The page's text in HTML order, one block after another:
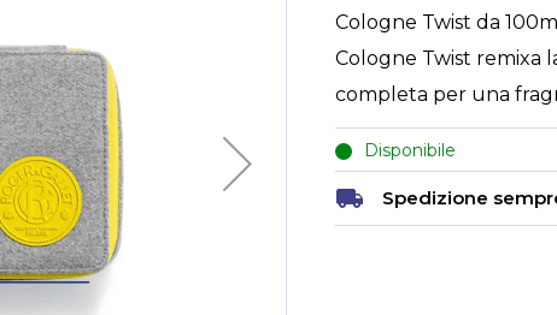
Cologne Twist da
Cologne Twist remixa
completa per una
Disponibile
Spedizione